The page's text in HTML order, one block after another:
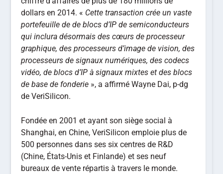
dollars en 2014. « Cette transaction crée un vaste
portefeuille de de blocs d’IP de semiconducteurs
qui inclura désormais des cœurs de processeur
graphique, des processeurs d’image de vision, des
processeurs de signaux numériques, des codecs
vidéo, de blocs d’IP à signaux mixtes et des blocs
de base de fonderie », a affirmé Wayne Dai, p-dg
de VeriSilicon.
Fondée en 2001 et ayant son siège social à
Shanghai, en Chine, VeriSilicon emploie plus de
500 personnes dans ses six centres de R&D
(Chine, États-Unis et Finlande) et ses neuf
bureaux de vente répartis à travers le monde.